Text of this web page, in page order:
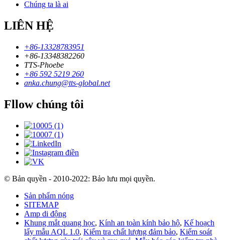
Chúng ta là ai
LIÊN HỆ
+86-13328783951
+86-13348382260
TTS-Phoebe
+86 592 5219 260
anka.chung@tts-global.net
Fllow chúng tôi
© Bản quyền - 2010-2022: Bảo lưu mọi quyền.
Sản phẩm nóng
SITEMAP
Amp di động
Khung mắt quang học, Kính an toàn kính bảo hộ, Kế hoạch
lấy mẫu AQL 1.0, Kiểm tra chất lượng đảm bảo, Kiểm soát